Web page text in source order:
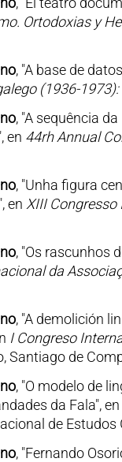
Ortodoxias y
, "A base de
(1936-
, "A sequência
en 44rh Annual
, "Unha figura
en XIII
, "Os rascunhos
da
, "A demolición
I Congreso
Santiago de
, "O modelo de
da Fala", en
de Estudos
, "Fernando